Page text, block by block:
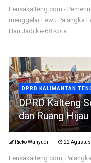
Lensakalteng.com -
menggelar Lewu Palangka
Hari Jadi ke-68 Kota ...
DPRD KALIMANTAN
DPRD Kalteng
dan Ruang Hijau
Ricko Wahyudi 22 Agustus
Lensakalteng.com,